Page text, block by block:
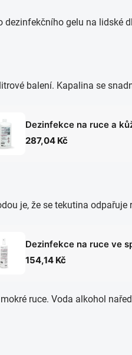
balení. Kapalina se
Dezinfekce na ruce a
287,04 Kč
je, že se tekutina
Dezinfekce na ruce ve
154,14 Kč
ruce. Voda alkohol